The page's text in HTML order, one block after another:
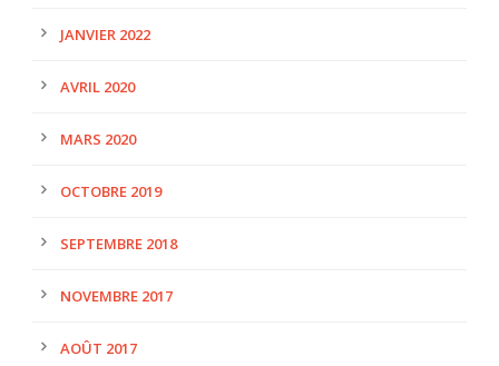
JANVIER 2022
AVRIL 2020
MARS 2020
OCTOBRE 2019
SEPTEMBRE 2018
NOVEMBRE 2017
AOÛT 2017